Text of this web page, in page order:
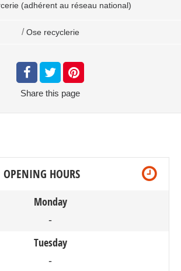
(adhérent au réseau national)
/ Ose recyclerie
Share this page
OPENING HOURS
Monday
-
Tuesday
-